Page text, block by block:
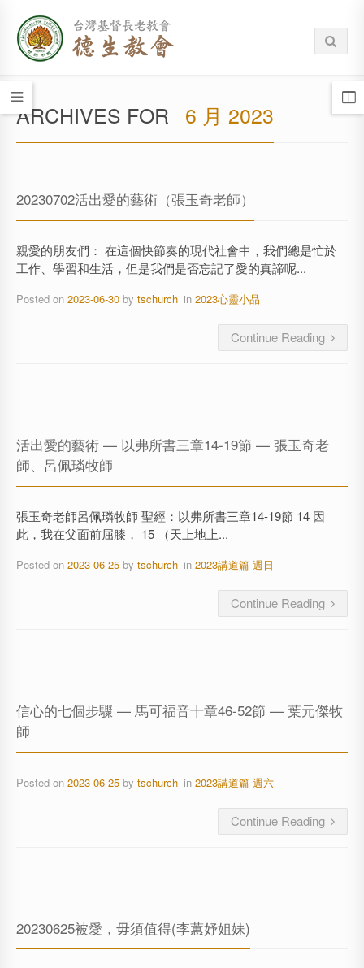
ARCHIVES FOR 6 月 2023
20230702活出愛的藝術（張玉奇老師）
親愛的朋友們： 在這個快節奏的現代社會中，我們總是忙於
工作、學習和生活，但是我們是否忘記了愛的真諦呢...
Posted on 2023-06-30 by tschurch in2023心靈小品
Continue Reading
活出愛的藝術 — 以弗所書三章14-19節 — 張玉奇老
師、呂佩璘牧師
張玉奇老師呂佩璘牧師 聖經：以弗所書三章14-19節 14 因
此，我在父面前屈膝， 15 （天上地上...
Posted on 2023-06-25 by tschurch in2023講道篇-週日
Continue Reading
信心的七個步驟 — 馬可福音十章46-52節 — 葉元傑牧
師
Posted on 2023-06-25 by tschurch in2023講道篇-週六
Continue Reading
20230625被愛，毋須值得(李蕙妤姐妹)